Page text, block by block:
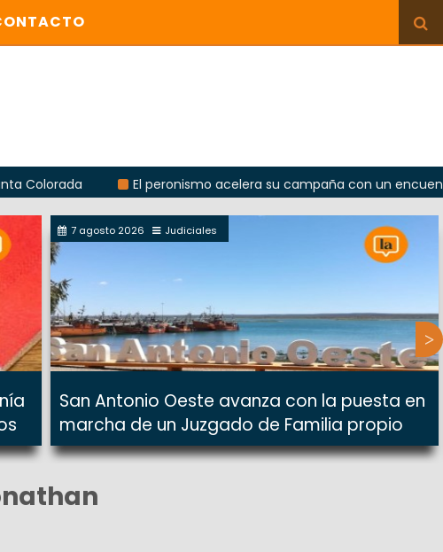
El peronismo acelera su campaña con un encuentro
7 agosto 2026 Judiciales
San Antonio Oeste avanza con la puesta en
marcha de un Juzgado de Familia propio